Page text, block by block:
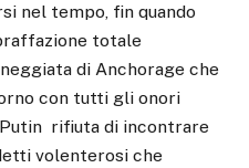
nel tempo, fin quando
totale
di Anchorage che
con tutti gli onori
rifiuta di incontrare
volenterosi che